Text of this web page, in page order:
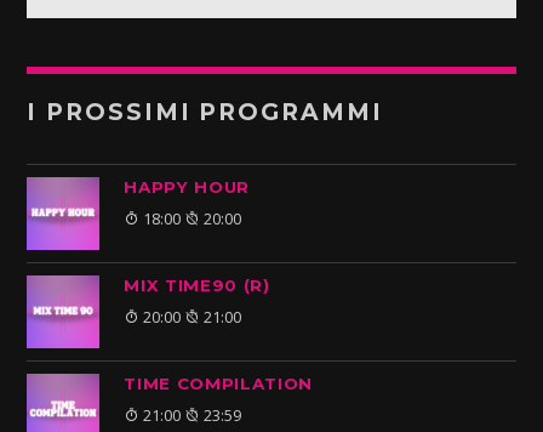
I PROSSIMI PROGRAMMI
HAPPY HOUR
18:00 20:00
MIX TIME90 (R)
20:00 21:00
TIME COMPILATION
21:00 23:59